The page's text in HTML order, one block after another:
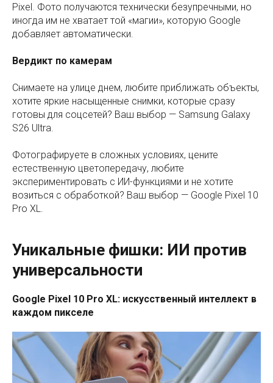
Pixel. Фото получаются технически безупречными, но
иногда им не хватает той «магии», которую Google
добавляет автоматически.
Вердикт по камерам
Снимаете на улице днем, любите приближать объекты,
хотите яркие насыщенные снимки, которые сразу
готовы для соцсетей? Ваш выбор — Samsung Galaxy
S26 Ultra.
Фотографируете в сложных условиях, цените
естественную цветопередачу, любите
экспериментировать с ИИ-функциями и не хотите
возиться с обработкой? Ваш выбор — Google Pixel 10
Pro XL.
Уникальные фишки: ИИ против
универсальности
Google Pixel 10 Pro XL: искусственный интеллект в
каждом пикселе